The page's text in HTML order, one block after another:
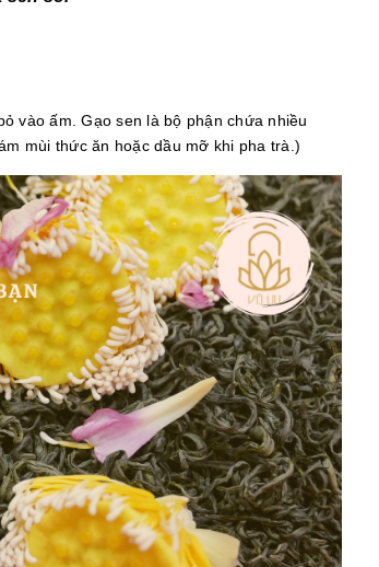
vào ấm. Gạo sen là bộ phận chứa nhiều
mùi thức ăn hoặc dầu mỡ khi pha trà.)